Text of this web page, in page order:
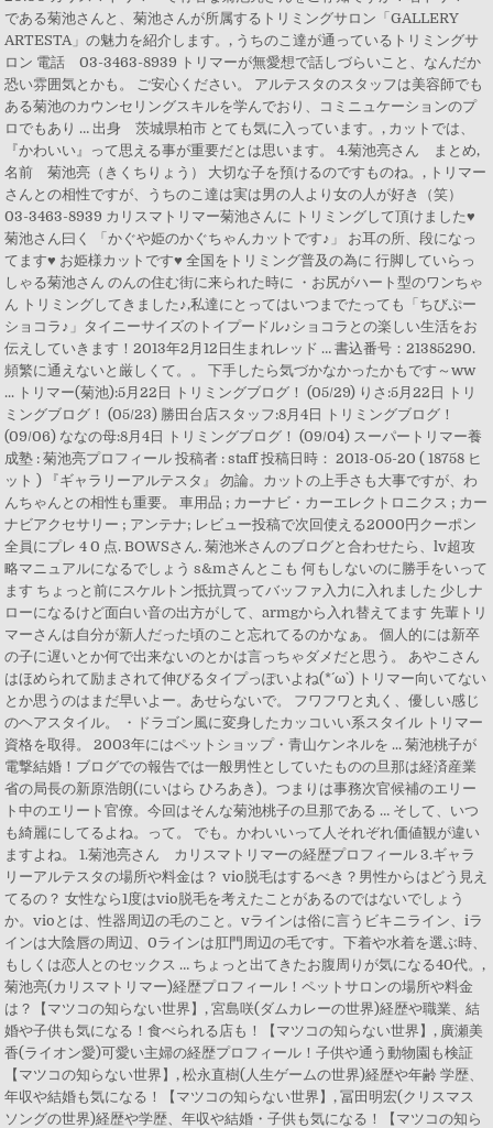
である菊池さんと、菊池さんが所属するトリミングサロン「GALLERY
ARTESTA」の魅力を紹介します。, うちのこ達が通っているトリミングサ
ロン 電話 03-3463-8939 トリマーが無愛想で話しづらいこと、なんだか
恐い雰囲気とかも。 ご安心ください。 アルテスタのスタッフは美容師でも
ある菊池のカウンセリングスキルを学んでおり、コミニュケーションのプ
ロでもあり … 出身 茨城県柏市 とても気に入っています。, カットでは、
『かわいい』って思える事が重要だとは思います。 4.菊池亮さん まとめ,
名前 菊池亮（きくちりょう） 大切な子を預けるのですものね。, トリマー
さんとの相性ですが、うちのこ達は実は男の人より女の人が好き（笑）
03-3463-8939 カリスマトリマー菊池さんに トリミングして頂けました♥
菊池さん曰く 「かぐや姫のかぐちゃんカットです♪」 お耳の所、段になっ
てます♥ お姫様カットです♥ 全国をトリミング普及の為に 行脚していらっ
しゃる菊池さん のんの住む街に来られた時に ・お尻がハート型のワンちゃ
ん トリミングしてきました♪,私達にとってはいつまでたっても「ちびぷー
ショコラ♪」タイニーサイズのトイプードル♪ショコラとの楽しい生活をお
伝えしていきます！2013年2月12日生まれレッド … 書込番号：21385290.
頻繁に通えないと厳しくて。。 下手したら気づかなかったかもです～ww
... トリマー(菊池):5月22日 トリミングブログ！ (05/29) りさ:5月22日 トリ
ミングブログ！ (05/23) 勝田台店スタッフ:8月4日 トリミングブログ！
(09/06) ななの母:8月4日 トリミングブログ！ (09/04) スーパートリマー養
成塾 : 菊池亮プロフィール 投稿者 : staff 投稿日時： 2013-05-20 ( 18758 ヒ
ット ) 『ギャラリーアルテスタ』 勿論。カットの上手さも大事ですが、わ
んちゃんとの相性も重要。 車用品 ; カーナビ・カーエレクトロニクス ; カー
ナビアクセサリー ; アンテナ; レビュー投稿で次回使える2000円クーポン
全員にプレ 4 0 点. BOWSさん. 菊池米さんのブログと合わせたら、lv超攻
略マニュアルになるでしょう s&mさんとこも 何もしないのに勝手をいって
ます ちょっと前にスケルトン抵抗買ってバッファ入力に入れました 少しナ
ローになるけど面白い音の出方がして、armgから入れ替えてます 先輩トリ
マーさんは自分が新人だった頃のこと忘れてるのかなぁ。 個人的には新卒
の子に遅いとか何で出来ないのとかは言っちゃダメだと思う。 あやこさん
はほめられて励まされて伸びるタイプっぽいよね(*´ω`) トリマー向いてない
とか思うのはまだ早いよー。あせらないで。 フワフワと丸く、優しい感じ
のヘアスタイル。 ・ドラゴン風に変身したカッコいい系スタイル トリマー
資格を取得。 2003年にはペットショップ・青山ケンネルを ... 菊池桃子が
電撃結婚！ブログでの報告では一般男性としていたものの旦那は経済産業
省の局長の新原浩朗(にいはら ひろあき)。つまりは事務次官候補のエリー
ト中のエリート官僚。今回はそんな菊池桃子の旦那である … そして、いつ
も綺麗にしてるよね。って。 でも。かわいいって人それぞれ価値観が違い
ますよね。 1.菊池亮さん カリスマトリマーの経歴プロフィール 3.ギャラ
リーアルテスタの場所や料金は？ vio脱毛はするべき？男性からはどう見え
てるの？ 女性なら1度はvio脱毛を考えたことがあるのではないでしょう
か。vioとは、性器周辺の毛のこと。vラインは俗に言うビキニライン、iラ
インは大陰唇の周辺、0ラインは肛門周辺の毛です。下着や水着を選ぶ時、
もしくは恋人とのセックス … ちょっと出てきたお腹周りが気になる40代。,
菊池亮(カリスマトリマー)経歴プロフィール！ペットサロンの場所や料金
は？【マツコの知らない世界】, 宮島咲(ダムカレーの世界)経歴や職業、結
婚や子供も気になる！食べられる店も！【マツコの知らない世界】, 廣瀬美
香(ライオン愛)可愛い主婦の経歴プロフィール！子供や通う動物園も検証
【マツコの知らない世界】, 松永直樹(人生ゲームの世界)経歴や年齢 学歴、
年収や結婚も気になる！【マツコの知らない世界】, 冨田明宏(クリスマス
ソングの世界)経歴や学歴、年収や結婚・子供も気になる！【マツコの知ら